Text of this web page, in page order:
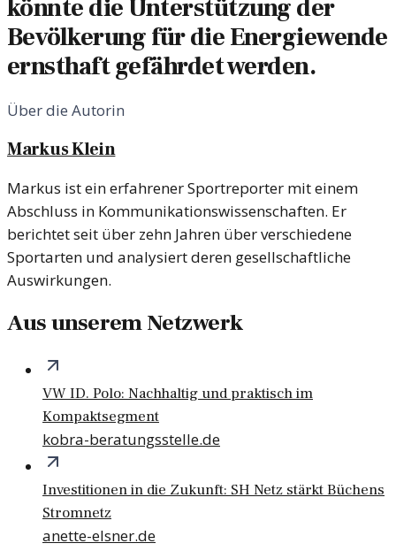
könnte die Unterstützung der
Bevölkerung für die Energiewende
ernsthaft gefährdet werden.
Über die Autorin
Markus Klein
Markus ist ein erfahrener Sportreporter mit einem
Abschluss in Kommunikationswissenschaften. Er
berichtet seit über zehn Jahren über verschiedene
Sportarten und analysiert deren gesellschaftliche
Auswirkungen.
Aus unserem Netzwerk
VW ID. Polo: Nachhaltig und praktisch im
Kompaktsegment
kobra-beratungsstelle.de
Investitionen in die Zukunft: SH Netz stärkt Büchens
Stromnetz
anette-elsner.de